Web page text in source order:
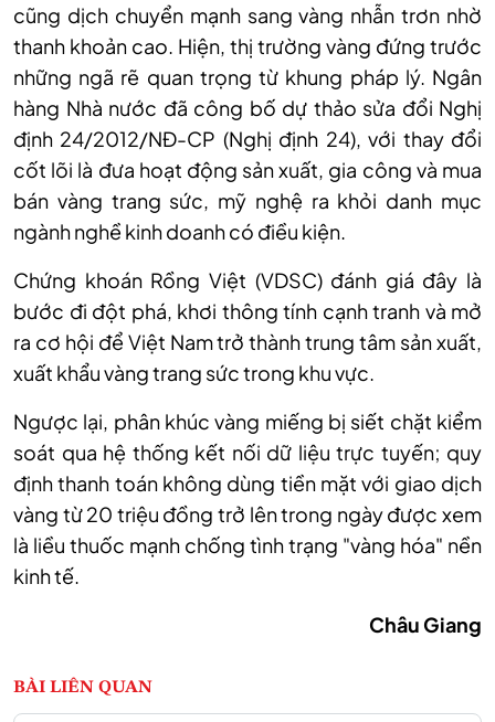
cũng dịch chuyển mạnh sang vàng nhẫn trơn nhờ
thanh khoản cao. Hiện, thị trường vàng đứng trước
những ngã rẽ quan trọng từ khung pháp lý. Ngân
hàng Nhà nước đã công bố dự thảo sửa đổi Nghị
định 24/2012/NĐ-CP (Nghị định 24), với thay đổi
cốt lõi là đưa hoạt động sản xuất, gia công và mua
bán vàng trang sức, mỹ nghệ ra khỏi danh mục
ngành nghề kinh doanh có điều kiện.
Chứng khoán Rồng Việt (VDSC) đánh giá đây là
bước đi đột phá, khơi thông tính cạnh tranh và mở
ra cơ hội để Việt Nam trở thành trung tâm sản xuất,
xuất khẩu vàng trang sức trong khu vực.
Ngược lại, phân khúc vàng miếng bị siết chặt kiểm
soát qua hệ thống kết nối dữ liệu trực tuyến; quy
định thanh toán không dùng tiền mặt với giao dịch
vàng từ 20 triệu đồng trở lên trong ngày được xem
là liều thuốc mạnh chống tình trạng "vàng hóa" nền
kinh tế.
Châu Giang
BÀI LIÊN QUAN